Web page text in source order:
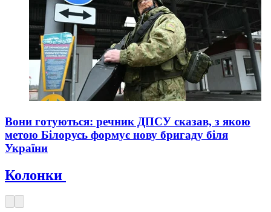
Вони готуються: речник ДПСУ сказав, з якою
метою Білорусь формує нову бригаду біля
України
Колонки